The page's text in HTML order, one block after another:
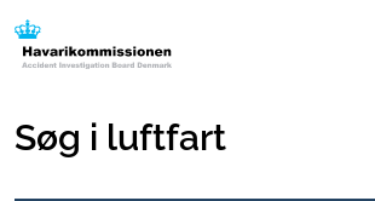
Søg i luftfart